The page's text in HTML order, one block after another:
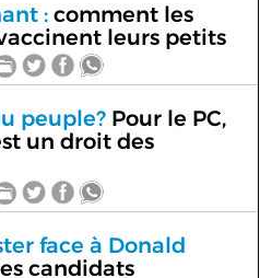
:comment les
leurs petits
peuple?Pour le PC,
un droit des
face à Donald
candidats